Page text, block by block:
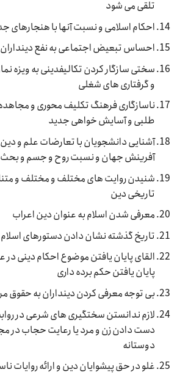
تلقی می شود
احکام اسلامی و نسبت آنها با هنجارهای
احساس تبعیض اجتماعی به نفع
سختی سازگار کردن تکالیفدینی به ویزه
و گرفتاری های شغلی
ناسازگاری فرهنگ تکلیف محوری و
طلبی و آسایش خواهی جدید
آشنایی دانشجویان با تعارضات علم و
آفرینش جهان و نسبت روح و جسم و بحث
شنیدن روایت های مختلف و مختلف و
تاریخی دین
معرفی شدن اسلام به عنوان دین اعراب
تاریخ گذشته نشان دادن دستورهای اسلام
القای پایان یافتن موضوع احکام دینی
پایان یافتن حکم برده داری
بی توجه معرفی کردن دینداران به حقوق
لازم ندانستن سختگیری های شرعی در
دست دادن زن و مرد یا رعایت حجاب در
دوستانه
غلو در حق پیشوایان دین و ارائه روایات